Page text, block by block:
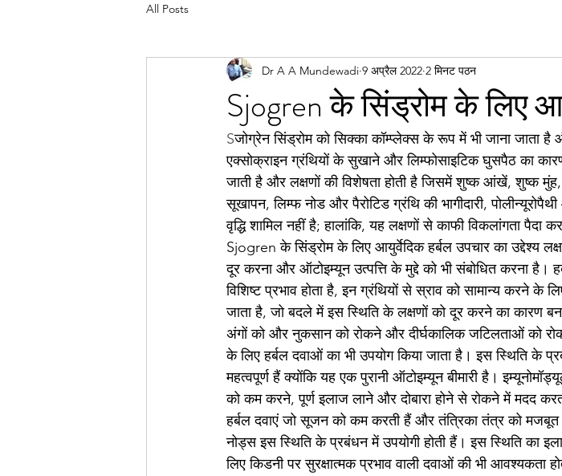
All Posts
Sjogren के सिंड्रोम के लिए
Dr A A Mundewadi 9 अप्रैल 2022 2 मिनट पठन
Sजोग्रेन सिंड्रोम को सिक्का कॉम्प्लेक्स के रूप में भी जाना जाता है
एक्सोक्राइन ग्रंथियों के सुखाने और लिम्फोसाइटिक घुसपैठ का
जाती है और लक्षणों की विशेषता होती है जिसमें शुष्क आंखें, शुष्क मुंह,
सूखापन, लिम्फ नोड और पैरोटिड ग्रंथि की भागीदारी,
वृद्धि शामिल नहीं है; हालांकि, यह लक्षणों से काफी विकलांगता पैदा
Sjogren के सिंड्रोम के लिए आयुर्वेदिक हर्बल उपचार का उद्देश्य
दूर करना और ऑटोइम्यून उत्पत्ति के मुद्दे को भी संबोधित करना है।
विशिष्ट प्रभाव होता है, इन ग्रंथियों से स्राव को सामान्य करने
जाता है, जो बदले में इस स्थिति के लक्षणों को दूर करने का कारण
अंगों को और नुकसान को रोकने और दीर्घकालिक जटिलताओं को
के लिए हर्बल दवाओं का भी उपयोग किया जाता है। इस स्थिति के
महत्वपूर्ण हैं क्योंकि यह एक पुरानी ऑटोइम्यून बीमारी है।
को कम करने, पूर्ण इलाज लाने और दोबारा होने से रोकने में मदद
हर्बल दवाएं जो सूजन को कम करती हैं और तंत्रिका तंत्र को
नोड्स इस स्थिति के प्रबंधन में उपयोगी होती हैं। इस स्थिति का
लिए किडनी पर सुरक्षात्मक प्रभाव वाली दवाओं की भी आवश्यकता